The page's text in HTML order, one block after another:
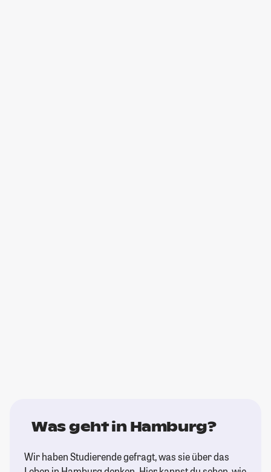
Was geht in Hamburg?
Wir haben Studierende gefragt, was sie über das